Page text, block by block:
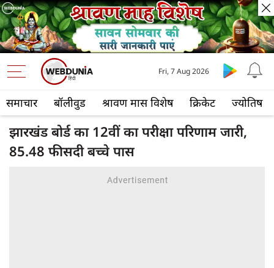
समाचार बॉलीवुड श्रावण मास विशेष क्रिकेट ज्योतिष
Fri, 7 Aug 2026
झारखंड बोर्ड का 12वीं का परीक्षा परिणाम जारी,
85.48 फीसदी बच्चे पास